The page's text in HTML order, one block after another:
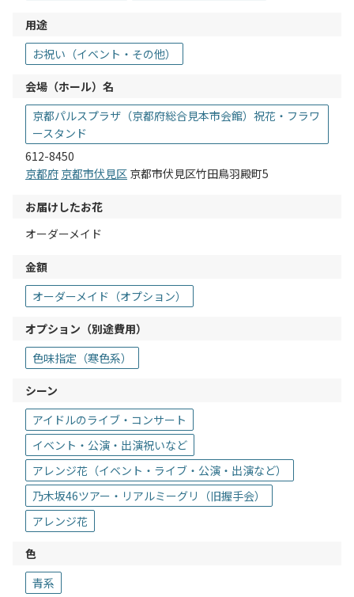
用途
お祝い（イベント・その他）
会場（ホール）名
京都パルスプラザ（京都府総合見本市会館）祝花・フラワ
ースタンド
612-8450
京都府 京都市伏見区 京都市伏見区竹田鳥羽殿町5
お届けしたお花
オーダーメイド
金額
オーダーメイド（オプション）
オプション（別途費用）
色味指定（寒色系）
シーン
アイドルのライブ・コンサート
イベント・公演・出演祝いなど
アレンジ花（イベント・ライブ・公演・出演など）
乃木坂46ツアー・リアルミーグリ（旧握手会）
アレンジ花
色
青系